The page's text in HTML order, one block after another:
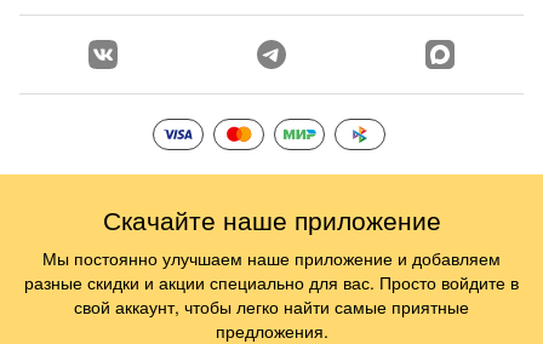
Скачайте наше приложение
Мы постоянно улучшаем наше приложение и добавляем
разные скидки и акции специально для вас. Просто войдите в
свой аккаунт, чтобы легко найти самые приятные
предложения.